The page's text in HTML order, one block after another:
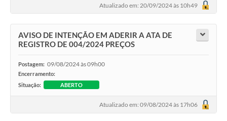
Atualizado em: 20/09/2024 às 10h49
AVISO DE INTENÇÃO EM ADERIR A ATA DE
REGISTRO DE 004/2024 PREÇOS
Postagem: 09/08/2024 às 09h00
Encerramento:
Situação:
ABERTO
Atualizado em: 09/08/2024 às 17h06